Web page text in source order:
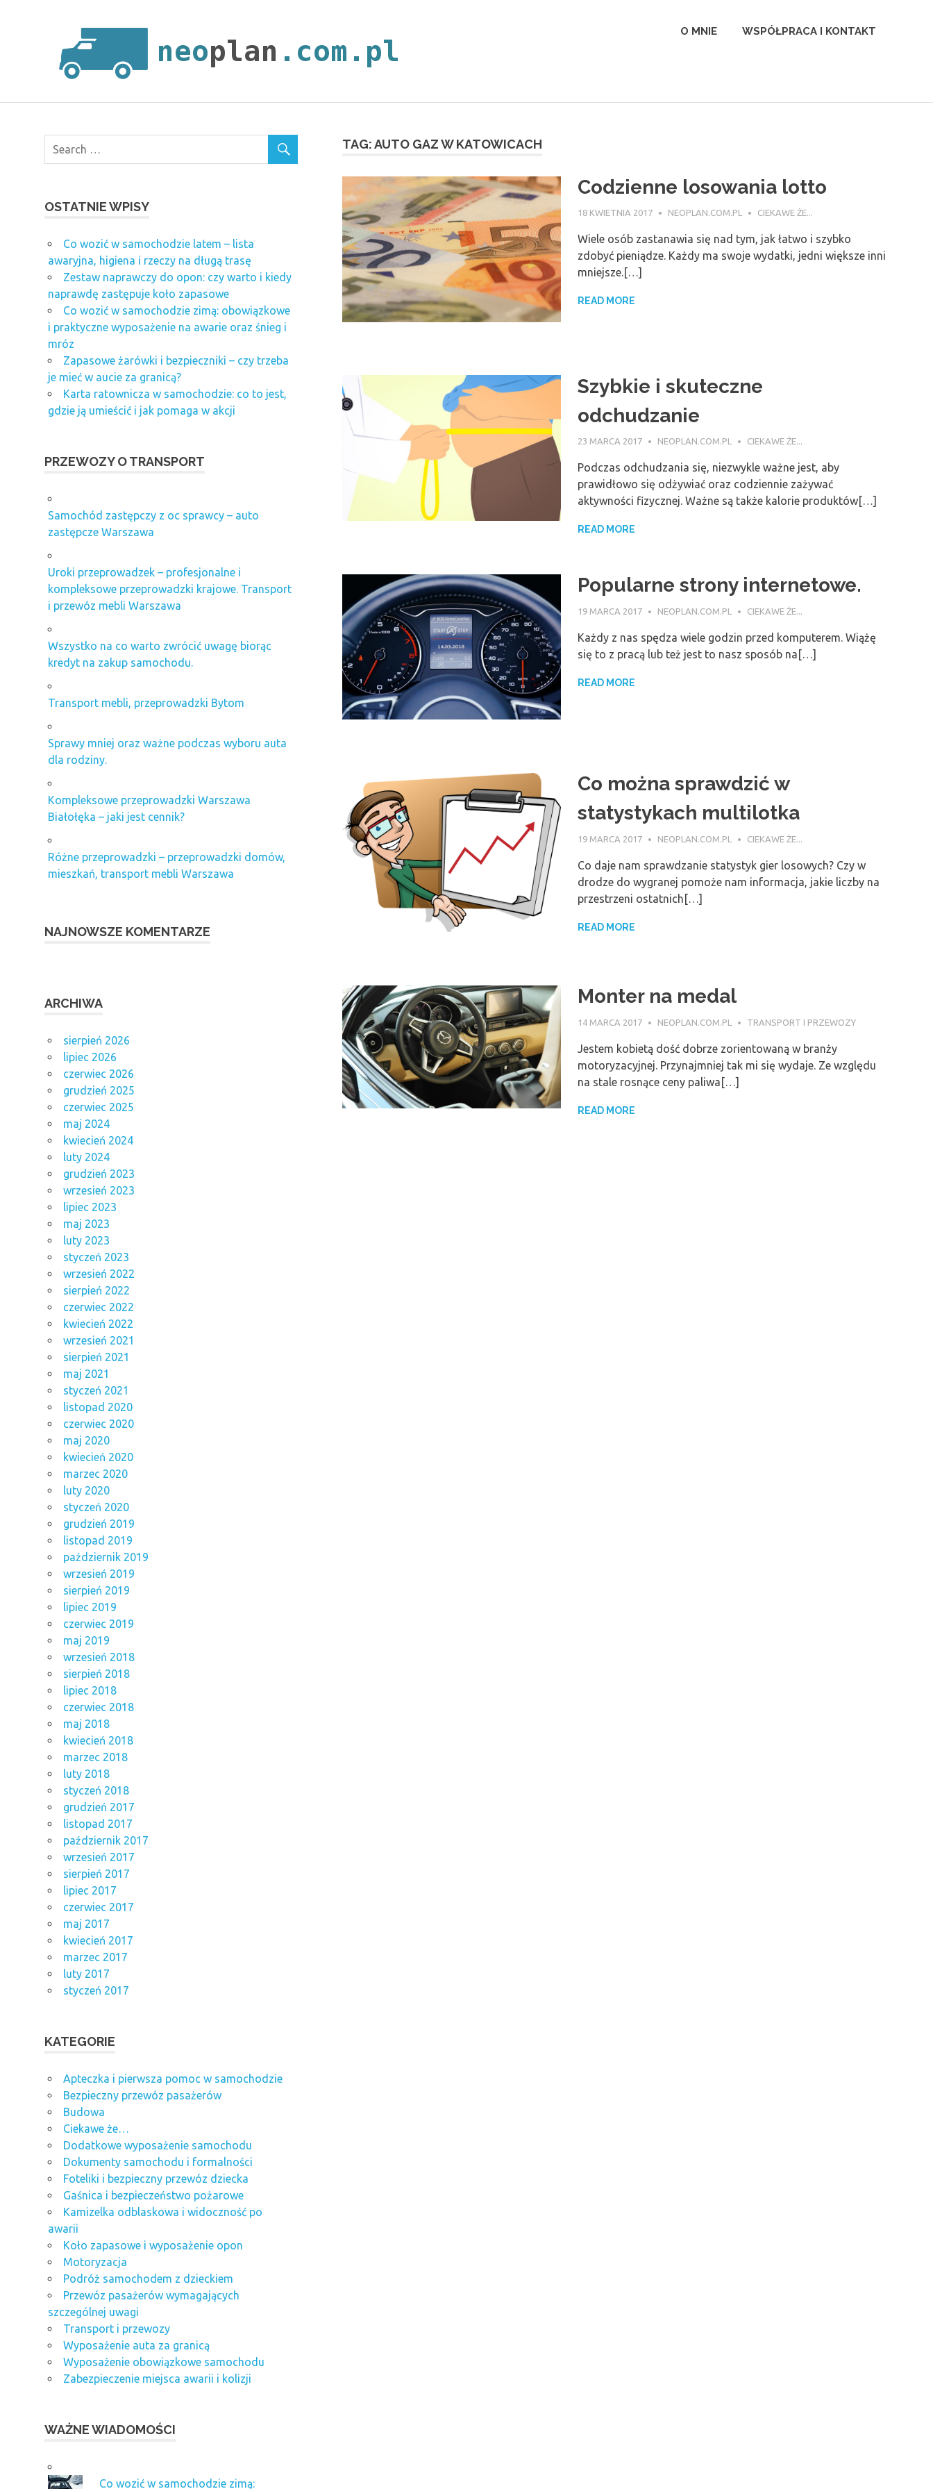
O MNIE WSPÓŁPRACA I KONTAKT
TAG:AUTO GAZ W KATOWICACH
Codzienne losowania lotto
18 KWIETNIA 2017 NEOPLAN.COM.PL CIEKAWE ŻE...
Wiele osób zastanawia się nad tym, jak łatwo i szybko
zdobyć pieniądze. Każdy ma swoje wydatki, jedni większe inni
mniejsze.[…]
READ MORE
Szybkie i skuteczne
odchudzanie
23 MARCA 2017 NEOPLAN.COM.PL CIEKAWE ŻE...
Podczas odchudzania się, niezwykle ważne jest, aby
prawidłowo się odżywiać oraz codziennie zażywać
aktywności fizycznej. Ważne są także kalorie produktów[…]
READ MORE
Popularne strony internetowe.
19 MARCA 2017 NEOPLAN.COM.PL CIEKAWE ŻE...
Każdy z nas spędza wiele godzin przed komputerem. Wiążę
się to z pracą lub też jest to nasz sposób na[…]
READ MORE
Co można sprawdzić w
statystykach multilotka
19 MARCA 2017 NEOPLAN.COM.PL CIEKAWE ŻE...
Co daje nam sprawdzanie statystyk gier losowych? Czy w
drodze do wygranej pomoże nam informacja, jakie liczby na
przestrzeni ostatnich[…]
READ MORE
Monter na medal
14 MARCA 2017 NEOPLAN.COM.PL TRANSPORT I PRZEWOZY
Jestem kobietą dość dobrze zorientowaną w branży
motoryzacyjnej. Przynajmniej tak mi się wydaje. Ze względu
na stale rosnące ceny paliwa[…]
READ MORE
OSTATNIE WPISY
Co wozić w samochodzie latem – lista
awaryjna, higiena i rzeczy na długą trasę
Zestaw naprawczy do opon: czy warto i kiedy
naprawdę zastępuje koło zapasowe
Co wozić w samochodzie zimą: obowiązkowe
i praktyczne wyposażenie na awarie oraz śnieg i
mróz
Zapasowe żarówki i bezpieczniki – czy trzeba
je mieć w aucie za granicą?
Karta ratownicza w samochodzie: co to jest,
gdzie ją umieścić i jak pomaga w akcji
PRZEWOZY O TRANSPORT
Samochód zastępczy z oc sprawcy – auto
zastępcze Warszawa
Uroki przeprowadzek – profesjonalne i
kompleksowe przeprowadzki krajowe. Transport
i przewóz mebli Warszawa
Wszystko na co warto zwrócić uwagę biorąc
kredyt na zakup samochodu.
Transport mebli, przeprowadzki Bytom
Sprawy mniej oraz ważne podczas wyboru auta
dla rodziny.
Kompleksowe przeprowadzki Warszawa
Białołęka – jaki jest cennik?
Różne przeprowadzki – przeprowadzki domów,
mieszkań, transport mebli Warszawa
NAJNOWSZE KOMENTARZE
ARCHIWA
sierpień 2026
lipiec 2026
czerwiec 2026
grudzień 2025
czerwiec 2025
maj 2024
kwiecień 2024
luty 2024
grudzień 2023
wrzesień 2023
lipiec 2023
maj 2023
luty 2023
styczeń 2023
wrzesień 2022
sierpień 2022
czerwiec 2022
kwiecień 2022
wrzesień 2021
sierpień 2021
maj 2021
styczeń 2021
listopad 2020
czerwiec 2020
maj 2020
kwiecień 2020
marzec 2020
luty 2020
styczeń 2020
grudzień 2019
listopad 2019
październik 2019
wrzesień 2019
sierpień 2019
lipiec 2019
czerwiec 2019
maj 2019
wrzesień 2018
sierpień 2018
lipiec 2018
czerwiec 2018
maj 2018
kwiecień 2018
marzec 2018
luty 2018
styczeń 2018
grudzień 2017
listopad 2017
październik 2017
wrzesień 2017
sierpień 2017
lipiec 2017
czerwiec 2017
maj 2017
kwiecień 2017
marzec 2017
luty 2017
styczeń 2017
KATEGORIE
Apteczka i pierwsza pomoc w samochodzie
Bezpieczny przewóz pasażerów
Budowa
Ciekawe że…
Dodatkowe wyposażenie samochodu
Dokumenty samochodu i formalności
Foteliki i bezpieczny przewóz dziecka
Gaśnica i bezpieczeństwo pożarowe
Kamizelka odblaskowa i widoczność po
awarii
Koło zapasowe i wyposażenie opon
Motoryzacja
Podróż samochodem z dzieckiem
Przewóz pasażerów wymagających
szczególnej uwagi
Transport i przewozy
Wyposażenie auta za granicą
Wyposażenie obowiązkowe samochodu
Zabezpieczenie miejsca awarii i kolizji
WAŻNE WIADOMOŚCI
Co wozić w samochodzie zimą: